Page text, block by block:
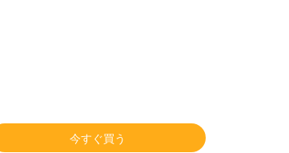
今すぐ買う